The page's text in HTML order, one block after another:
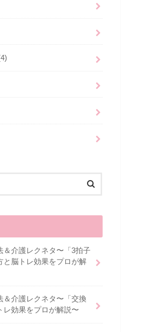
＆介護レクネタ〜「3拍子
と脳トレ効果をプロが解
＆介護レクネタ〜「交換
レ効果をプロが解説〜